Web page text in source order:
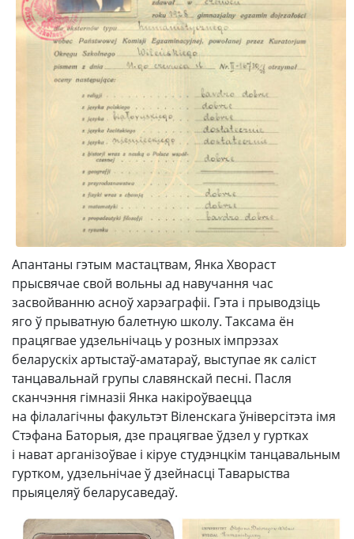
Апантаны гэтым мастацтвам, Янка Хвораст
прысвячае свой вольны ад навучання час
засвойванню асноў харэаграфіі. Гэта і прыводзіць
яго ў прыватную балетную школу. Таксама ён
працягвае удзельнічаць у розных імпрэзах
беларускіх артыстаў-аматараў, выступае як саліст
танцавальнай групы славянскай песні. Пасля
сканчэння гімназіі Янка накіроўваецца
на філалагічны факультэт Віленскага ўніверсітэта імя
Стэфана Баторыя, дзе працягвае ўдзел у гуртках
і нават арганізоўвае і кіруе студэнцкім танцавальным
гуртком, удзельнічае ў дзейнасці Таварыства
прыяцеляў беларусаведаў.